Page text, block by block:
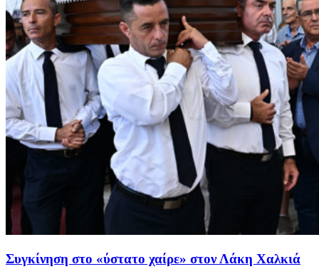
Συγκίνηση στο «ύστατο χαίρε» στον Λάκη Χαλκιά